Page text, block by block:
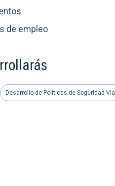
de empleo
Desarrollo de Políticas de Seguridad Vial